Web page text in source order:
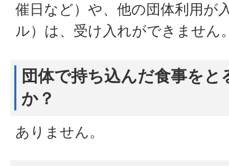
催日など）や、他の団体利用が
ル）は、受け入れができません
団体で持ち込んだ食事を
か？
ありません。